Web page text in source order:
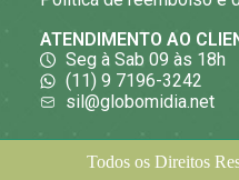
ATENDIMENTO AO
Seg à Sab 09 às 18h
(11) 9 7196-3242
sil@globomidia.net
Todos os Direitos